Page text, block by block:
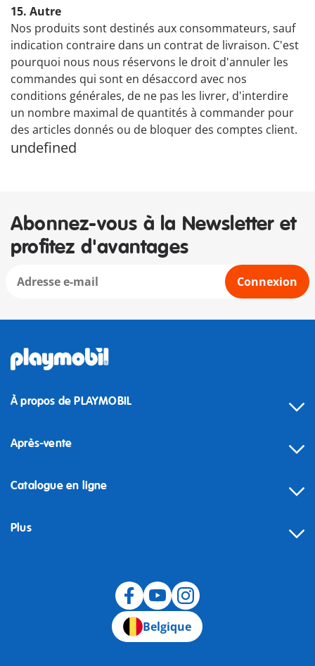
15. Autre
Nos produits sont destinés aux consommateurs, sauf
indication contraire dans un contrat de livraison. C'est
pourquoi nous nous réservons le droit d'annuler les
commandes qui sont en désaccord avec nos
conditions générales, de ne pas les livrer, d'interdire
un nombre maximal de quantités à commander pour
des articles donnés ou de bloquer des comptes client.
undefined
Abonnez-vous à la Newsletter et
profitez d'avantages
Connexion
À propos de PLAYMOBIL
Après-vente
Catalogue en ligne
Plus
Belgique